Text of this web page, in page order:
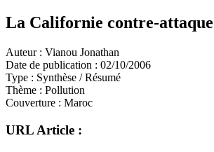
La Californie contre-
Auteur : Vianou Jonathan
Date de publication : 02/10/2006
Type : Synthèse / Résumé
Thème : Pollution
Couverture : Maroc
URL Article :